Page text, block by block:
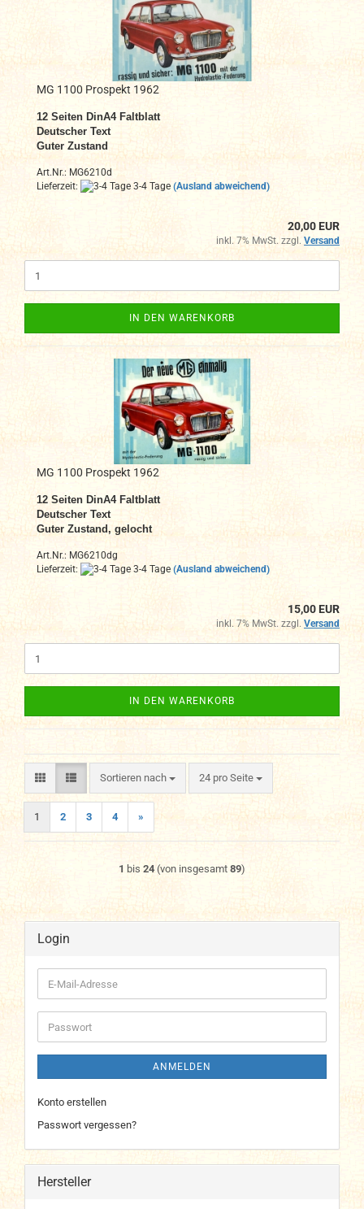
MG 1100 Prospekt 1962
12 Seiten DinA4Faltblatt
Deutscher Text
Guter Zustand
Art.Nr.: MG6210d
Lieferzeit:
3-4 Tage (Ausland abweichend)
20,00 EUR
inkl. 7% MwSt. zzgl. Versand
IN DEN WARENKORB
MG 1100 Prospekt 1962
12 Seiten DinA4 Faltblatt
Deutscher Text
Guter Zustand, gelocht
Art.Nr.: MG6210dg
Lieferzeit:
3-4 Tage (Ausland abweichend)
15,00 EUR
inkl. 7% MwSt. zzgl. Versand
IN DEN WARENKORB
Sortieren nach
Sortieren nach 24 pro Seite
pro Seite
1 2 3 4 »
1 bis 24(von insgesamt 89)
Login
E-
Mail-
Adresse
Passwort
ANMELDEN
Konto erstellen
Passwort vergessen?
Hersteller